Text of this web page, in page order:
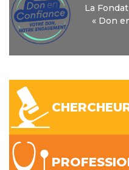
La
« Don